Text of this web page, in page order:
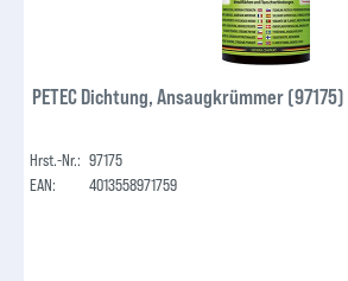
PETEC Dichtung, Ansaugkrümmer (97175)
Hrst.-Nr.: 97175
EAN:
4013558971759